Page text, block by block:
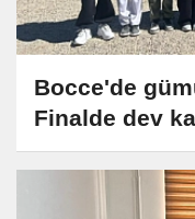
Bocce'de
Finalde dev